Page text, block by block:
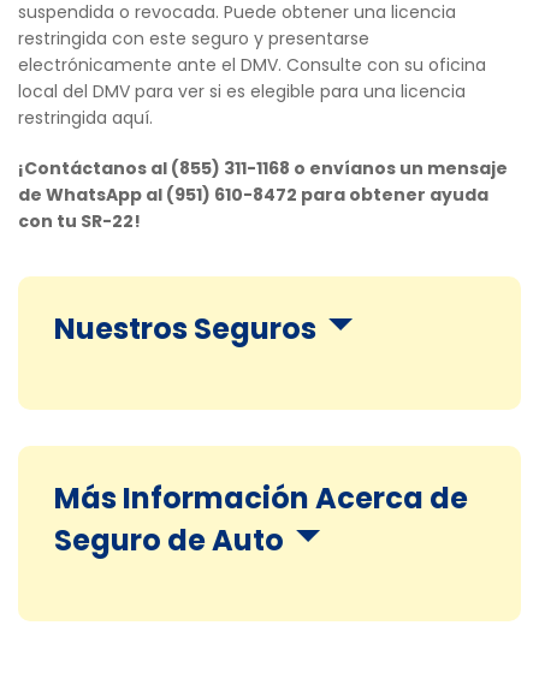
Nuestros Seguros
Más Información Acerca de
Seguro de Auto
suspendida o revocada. Puede obtener una licencia
restringida con este seguro y presentarse
electrónicamente ante el DMV. Consulte con su oficina
local del DMV para ver si es elegible para una licencia
restringida aquí.
¡Contáctanos al (855) 311-1168 o envíanos un mensaje
de WhatsApp al (951) 610-8472 para obtener ayuda
con tu SR-22!